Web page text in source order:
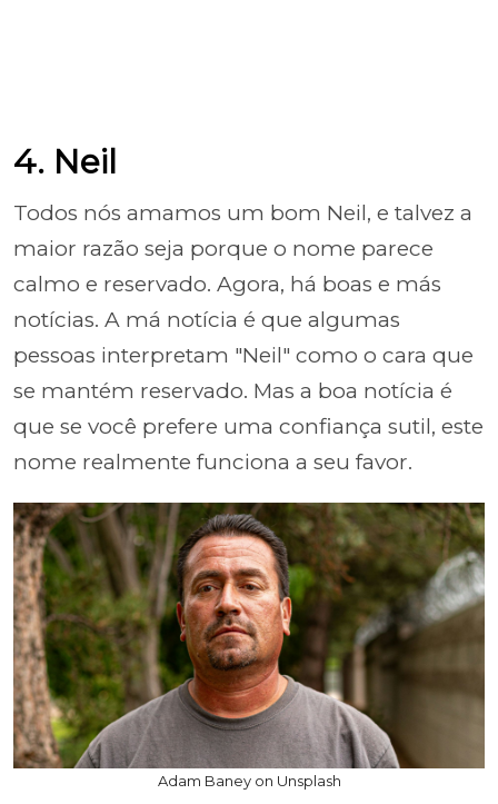
4. Neil
Todos nós amamos um bom Neil, e talvez a
maior razão seja porque o nome parece
calmo e reservado. Agora, há boas e más
notícias. A má notícia é que algumas
pessoas interpretam "Neil" como o cara que
se mantém reservado. Mas a boa notícia é
que se você prefere uma confiança sutil, este
nome realmente funciona a seu favor.
Adam Baney on Unsplash